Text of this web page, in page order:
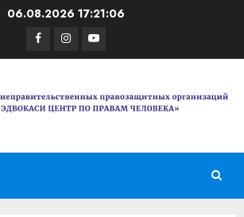
06.08.2026 17:21:06
Facebook
Instagram
Youtube